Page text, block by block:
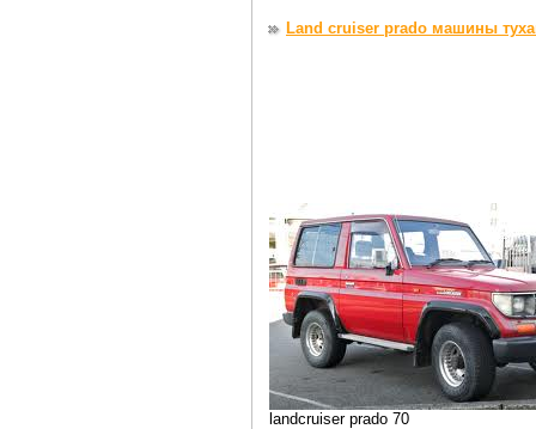
Land cruiser prado машины
landcruiser prado 70